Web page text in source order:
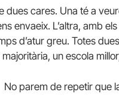
cares. Una té a
envaeix. L’altra, amb
d’atur greu. Totes
un escola
No parem de repetir que